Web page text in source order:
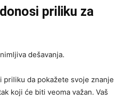
priliku za
dešavanja.
priliku da pokažete svoje znanje
koji će biti veoma važan. Vaš